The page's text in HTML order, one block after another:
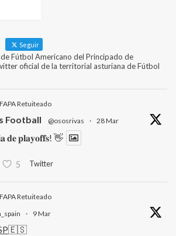
Seguir
Fútbol Americano del Principado de
oficial de la territorial asturiana de Fútbol
Retuiteado
Football @ososrivas · 28 Mar
𝐝𝐞 𝐩𝐥𝐚𝐲𝐨𝐟𝐟𝐬! 👋
5 Twitter
Retuiteado
· 9 Mar
🇪🇸